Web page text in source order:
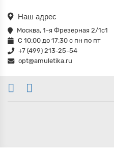
Наш адрес
Москва, 1-я Фрезерная 2/1с1
С 10:00 до 17:30 с пн по пт
+7 (499) 213-25-54
opt@amuletika.ru